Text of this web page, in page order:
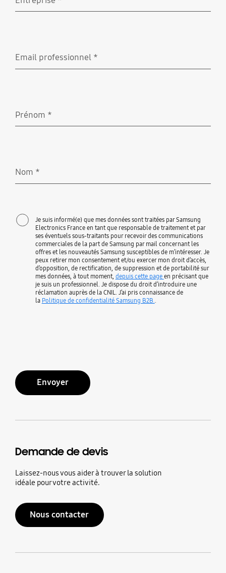
Email professionnel *
Prénom *
Nom *
Je suis informé(e) que mes données sont traitées par Samsung
Electronics France en tant que responsable de traitement et par
ses éventuels sous-traitants pour recevoir des communications
commerciales de la part de Samsung par mail concernant les
offres et les nouveautés Samsung susceptibles de m’intéresser. Je
peux retirer mon consentement et/ou exercer mon droit d’accès,
d’opposition, de rectification, de suppression et de portabilité sur
mes données, à tout moment, depuis cette page en précisant que
je suis un professionnel. Je dispose du droit d’introduire une
réclamation auprès de la CNIL. J’ai pris connaissance de
la Politique de confidentialité Samsung B2B..
Envoyer
Demande de devis
Laissez-nous vous aider à trouver la solution
idéale pour votre activité.
Nous contacter